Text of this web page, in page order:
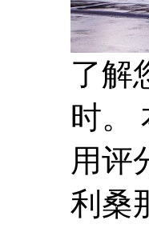
了解
时。
用评
利桑